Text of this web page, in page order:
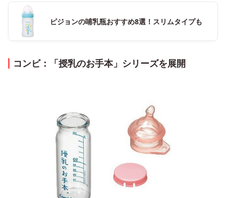
ピジョンの哺乳瓶おすすめ8選！スリムタイプも
コンビ：「授乳のお手本」シリーズを展開